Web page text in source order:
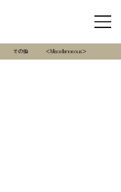
その他 ＜Miscellanoeous＞